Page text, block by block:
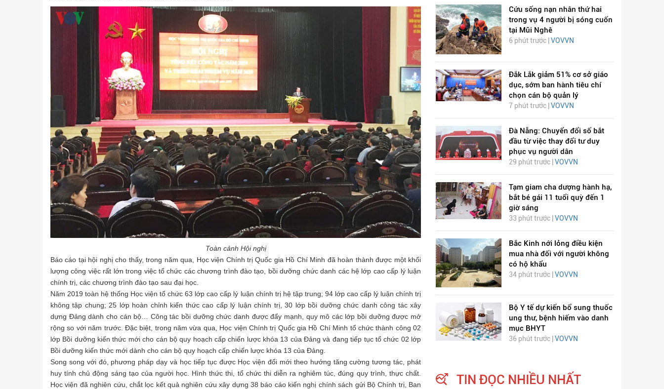
Toàn cảnh Hội nghị
Báo cáo tại hội nghị cho thấy, trong năm qua, Học viện Chính trị Quốc gia Hồ Chí Minh đã hoàn thành được một khối
lượng công việc rất lớn trong việc tổ chức các chương trình đào tạo, bồi dưỡng chức danh các hệ lớp cao cấp lý luận
chính trị, các chương trình đào tạo sau đại học.
Năm 2019 toàn hệ thống Học viện tổ chức 63 lớp cao cấp lý luận chính trị hệ tập trung; 94 lớp cao cấp lý luận chính trị
không tập chung; 25 lớp hoàn chỉnh kiến thức cao cấp lý luận chính trị, 30 lớp bồi dưỡng chức danh công tác xây
dựng Đảng dành cho cán bộ… Công tác bồi dưỡng chức danh được đẩy mạnh, quy mô các lớp bồi dưỡng được mở
rộng so với năm trước. Đặc biệt, trong năm vừa qua, Học viện Chính trị Quốc gia Hồ Chí Minh tổ chức thành công 02
lớp Bồi dưỡng kiến thức mới cho cán bộ quy hoạch cấp chiến lược khóa 13 của Đảng và đang tiếp tục tổ chức 02 lớp
Bồi dưỡng kiến thức mới dành cho cán bộ quy hoạch cấp chiến lược khóa 13 của Đảng.
Song song với đó, phương pháp dạy và học tiếp tục được Học viện đổi mới theo hướng tăng cường tương tác, phát
huy tính chủ động sáng tạo của người học. Hình thức thi, tổ chức thi diễn ra nghiêm túc, đúng quy trình, thực chất.
Học viện đã nghiên cứu, chắt lọc kết quả nghiên cứu xây dựng 38 báo cáo kiến nghị chính sách gửi Bộ Chính trị, Ban
Cứu sống nạn nhân thứ hai
trong vụ 4 người bị sóng cuốn
tại Mũi Nghê
6 phút trước | VOVVN
Đắk Lắk giảm 51% cơ sở giáo
dục, sớm ban hành tiêu chí
chọn cán bộ quản lý
7 phút trước | VOVVN
Đà Nẵng: Chuyển đổi số bắt
đầu từ việc thay đổi tư duy
phục vụ người dân
29 phút trước | VOVVN
Tạm giam cha dượng hành hạ,
bắt bé gái 11 tuổi quỳ đến 1
giờ sáng
33 phút trước | VOVVN
Bắc Kinh nới lỏng điều kiện
mua nhà đối với người không
có hộ khẩu
34 phút trước | VOVVN
Bộ Y tế dự kiến bổ sung thuốc
ung thư, bệnh hiếm vào danh
mục BHYT
36 phút trước | VOVVN
TIN ĐỌC NHIỀU NHẤT